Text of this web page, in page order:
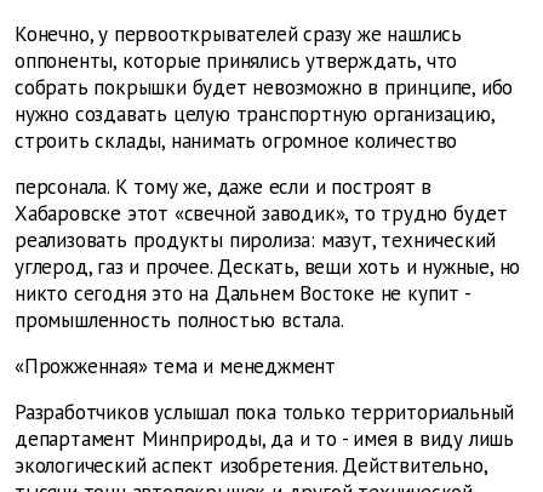
Конечно, у первооткрывателей сразу же нашлись
оппоненты, которые принялись утверждать, что
собрать покрышки будет невозможно в принципе, ибо
нужно создавать целую транспортную организацию,
строить склады, нанимать огромное количество
персонала. К тому же, даже если и построят в
Хабаровске этот «свечной заводик», то трудно будет
реализовать продукты пиролиза: мазут, технический
углерод, газ и прочее. Дескать, вещи хоть и нужные, но
никто сегодня это на Дальнем Востоке не купит -
промышленность полностью встала.
«Прожженная» тема и менеджмент
Разработчиков услышал пока только территориальный
департамент Минприроды, да и то - имея в виду лишь
экологический аспект изобретения. Действительно,